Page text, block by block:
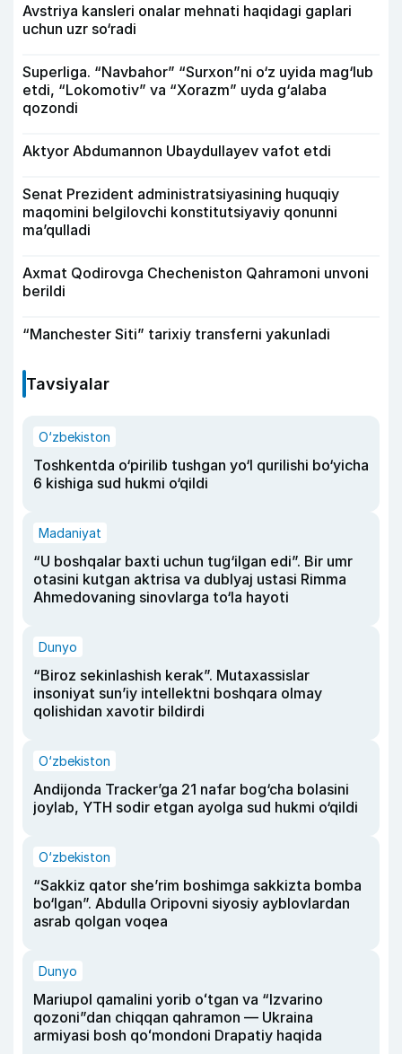
Avstriya kansleri onalar mehnati haqidagi gaplari
uchun uzr so‘radi
Superliga. “Navbahor” “Surxon”ni o‘z uyida mag‘lub
etdi, “Lokomotiv” va “Xorazm” uyda g‘alaba
qozondi
Aktyor Abdu­mannon Ubaydullayev vafot etdi
Senat Prezident administratsiyasining huquqiy
maqomini belgilovchi konstitutsiyaviy qonunni
ma’qulladi
Axmat Qodirovga Checheniston Qahramoni unvoni
berildi
“Manchester Siti” tarixiy transferni yakunladi
Tavsiyalar
O‘zbekiston
Toshkentda o‘pirilib tushgan yo‘l qurilishi bo‘yicha
6 kishiga sud hukmi o‘qildi
Madaniyat
“U boshqalar baxti uchun tug‘ilgan edi”. Bir umr
otasini kutgan aktrisa va dublyaj ustasi Rimma
Ahmedovaning sinovlarga to‘la hayoti
Dunyo
“Biroz sekinlashish kerak”. Mutaxassislar
insoniyat sun’iy intellektni boshqara olmay
qolishidan xavotir bildirdi
O‘zbekiston
Andijonda Tracker’ga 21 nafar bog‘cha bolasini
joylab, YTH sodir etgan ayolga sud hukmi o‘qildi
O‘zbekiston
“Sakkiz qator she’rim boshimga sakkizta bomba
bo‘lgan”. Abdulla Oripovni siyosiy ayblovlardan
asrab qolgan voqea
Dunyo
Mariupol qamalini yorib oʻtgan va “Izvarino
qozoni”dan chiqqan qahramon — Ukraina
armiyasi bosh qoʻmondoni Drapatiy haqida